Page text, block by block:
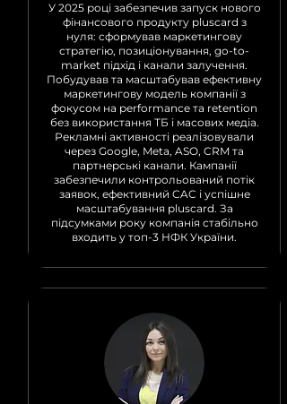
У 2025 році забезпечив запуск нового
фінансового продукту pluscard з
нуля: сформував маркетингову
стратегію, позиціонування, go-to-
market підхід і канали залучення.
Побудував та масштабував ефективну
маркетингову модель компанії з
фокусом на performance та retention
без використання ТБ і масових медіа.
Рекламні активності реалізовували
через Google, Meta, ASO, CRM та
партнерські канали. Кампанії
забезпечили контрольований потік
заявок, ефективний CAC і успішне
масштабування pluscard. За
підсумками року компанія стабільно
входить у топ-3 НФК України.